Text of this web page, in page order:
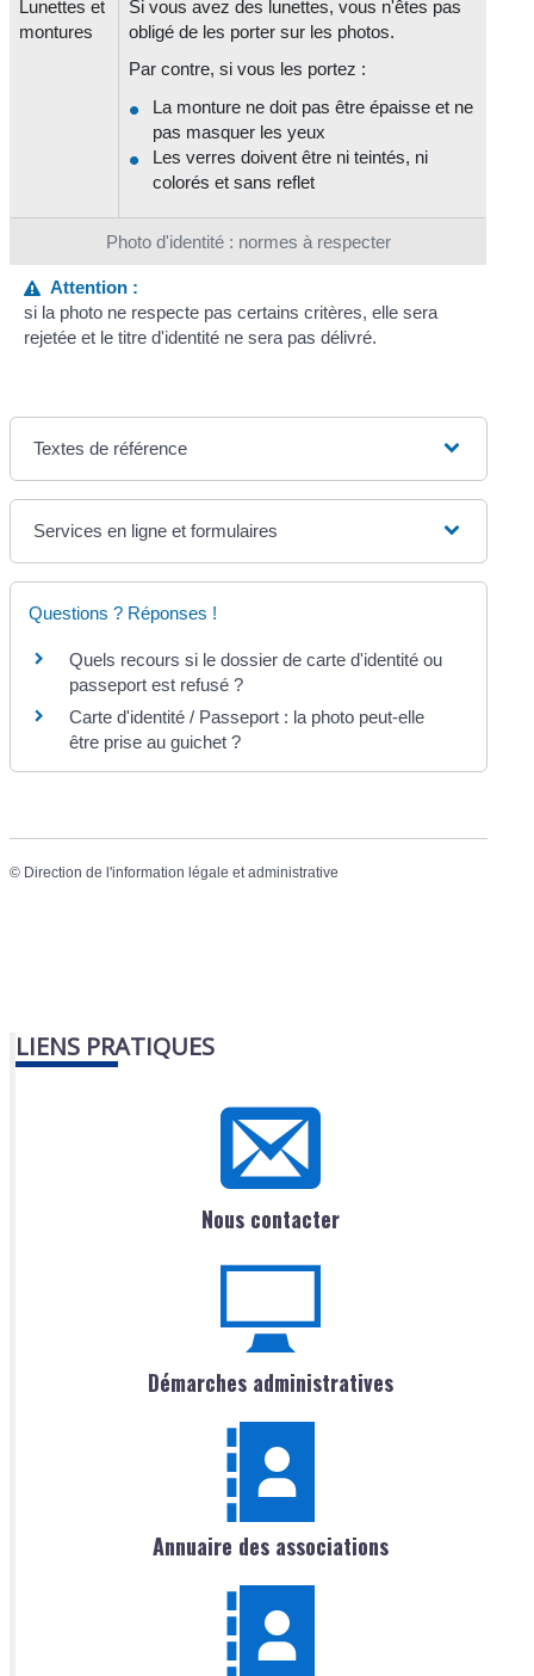
Photo d'identité : normes à respecter
Lunettes et
montures
Si vous avez des lunettes, vous n'êtes pas
obligé de les porter sur les photos.
Par contre, si vous les portez :
La monture ne doit pas être épaisse et ne
pas masquer les yeux
Les verres doivent être ni teintés, ni
colorés et sans reflet
Attention :
si la photo ne respecte pas certains critères, elle sera
rejetée et le titre d'identité ne sera pas délivré.
Textes de référence
Services en ligne et formulaires
Questions ? Réponses !
Quels recours si le dossier de carte d'identité ou
passeport est refusé ?
Carte d'identité / Passeport : la photo peut-elle
être prise au guichet ?
© Direction de l'information légale et administrative
LIENS PRATIQUES
Nous contacter
Démarches administratives
Annuaire des associations